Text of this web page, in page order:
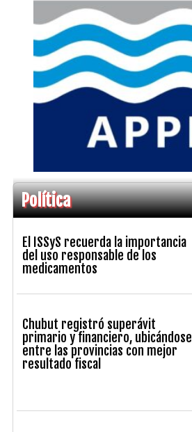
Política
El ISSyS recuerda la importancia
del uso responsable de los
medicamentos
Chubut registró superávit
primario y financiero, ubicándose
entre las provincias con mejor
resultado fiscal